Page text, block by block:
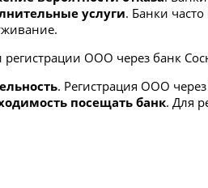
услуги. Банки
регистрации ООО через банк
. Регистрация ООО
посещать банк. Для